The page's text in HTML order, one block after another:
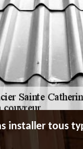
installer tous